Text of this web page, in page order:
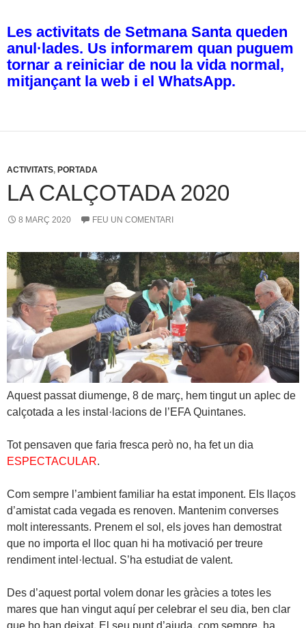
Les activitats de Setmana Santa queden
anul·lades. Us informarem quan puguem
tornar a reiniciar de nou la vida normal,
mitjançant la web i el WhatsApp.
ACTIVITATS, PORTADA
LA CALÇOTADA 2020
8 MARÇ 2020 FEU UN COMENTARI
Aquest passat diumenge, 8 de març, hem tingut un aplec de
calçotada a les instal·lacions de l’EFA Quintanes.
Tot pensaven que faria fresca però no, ha fet un dia
ESPECTACULAR.
Com sempre l’ambient familiar ha estat imponent. Els llaços
d’amistat cada vegada es renoven. Mantenim converses
molt interessants. Prenem el sol, els joves han demostrat
que no importa el lloc quan hi ha motivació per treure
rendiment intel·lectual. S’ha estudiat de valent.
Des d’aquest portal volem donar les gràcies a totes les
mares que han vingut aquí per celebrar el seu dia, ben clar
que ho han deixat. El seu punt d’ajuda, com sempre, ha